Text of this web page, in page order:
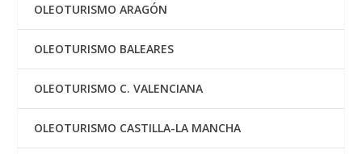
OLEOTURISMO ARAGÓN
OLEOTURISMO BALEARES
OLEOTURISMO C. VALENCIANA
OLEOTURISMO CASTILLA-LA MANCHA